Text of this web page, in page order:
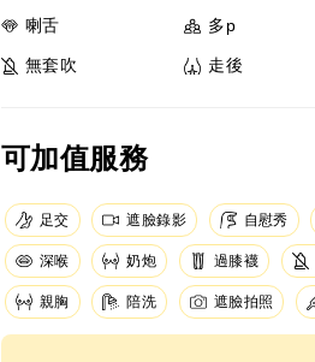
喇舌 多p
無套吹 走後
可加值服務
足交 遮臉錄影 自慰秀
深喉 奶炮 過膝襪
親胸 陪洗 遮臉拍照